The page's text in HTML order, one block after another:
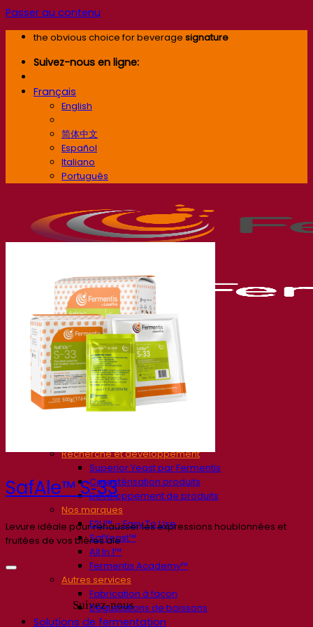
Passer au contenu
the obvious choice for beverage signature
Suivez-nous en ligne:
Français
English
简体中文
Español
Italiano
Português
Société
À propos
Expert en fermentation
Une équipe passionnée
Recherche et développement
Superior Yeast par Fermentis
Caractérisation produits
Développement de produits
Nos marques
E2U™ – Easy To Use
SafYeast™
All In 1™
Fermentis Academy™
Autres services
Fabrication à façon
Dégustations de boissons
Solutions de fermentation
SafAle™ S‑33
Levure idéale pour rehausser les expressions houblonnées et
fruitées de vos bières ale
Suivez-nous